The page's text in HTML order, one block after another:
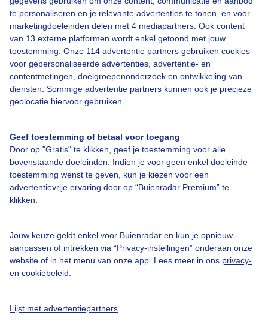
te personaliseren en je relevante advertenties te tonen, en voor
marketingdoeleinden delen met 4 mediapartners. Ook content
van 13 externe platformen wordt enkel getoond met jouw
toestemming. Onze 114 advertentie partners gebruiken cookies
voor gepersonaliseerde advertenties, advertentie- en
contentmetingen, doelgroepenonderzoek en ontwikkeling van
diensten. Sommige advertentie partners kunnen ook je precieze
geolocatie hiervoor gebruiken.
Geef toestemming of betaal voor toegang
Door op "Gratis" te klikken, geef je toestemming voor alle
bovenstaande doeleinden. Indien je voor geen enkel doeleinde
toestemming wenst te geven, kun je kiezen voor een
advertentievrije ervaring door op “Buienradar Premium” te
klikken.
Jouw keuze geldt enkel voor Buienradar en kun je opnieuw
aanpassen of intrekken via “Privacy-instellingen” onderaan onze
website of in het menu van onze app. Lees meer in ons privacy-
en cookiebeleid
Lijst met advertentiepartners
Over Buienradar
Bedrijfsgegevens
Veelgestelde vragen
Toegankelijkheid
Gebruikersvoorwaarden
Adverteren
Cookie beleid
Privacy instellingen